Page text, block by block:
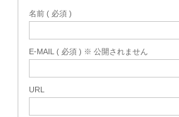
名前 ( 必須 )
E-MAIL ( 必須 ) ※ 公開されません
URL